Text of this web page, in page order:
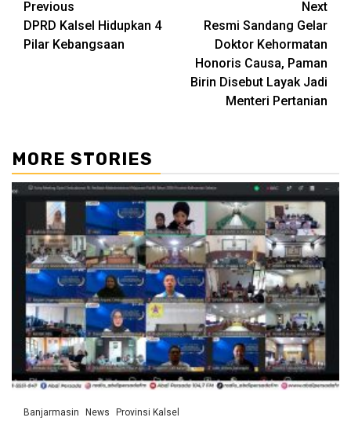
Continue
Reading
Previous
DPRD Kalsel Hidupkan 4
Pilar Kebangsaan
Next
Resmi Sandang Gelar
Doktor Kehormatan
Honoris Causa, Paman
Birin Disebut Layak Jadi
Menteri Pertanian
MORE STORIES
Banjarmasin News Provinsi Kalsel